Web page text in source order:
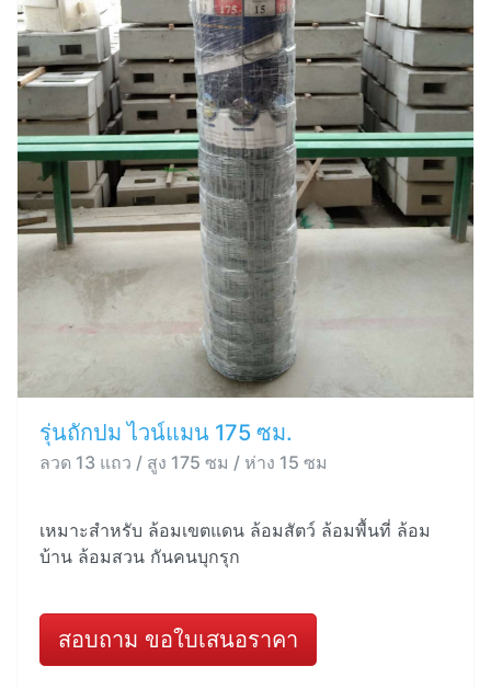
รุ่นถักปม ไวน์แมน 175 ซม.
ลวด 13 แถว / สูง 175 ซม / ห่าง 15 ซม
เหมาะสำหรับ ล้อมเขตแดน ล้อมสัตว์ ล้อมพื้นที่ ล้อม
บ้าน ล้อมสวน กันคนบุกรุก
สอบถาม ขอใบเสนอราคา